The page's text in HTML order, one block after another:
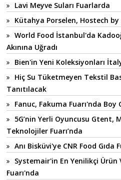
Lavi Meyve Suları Fuarlarda
Kütahya Porselen, Hostech by
World Food İstanbul'da
Akınına Uğradı
Bien'in Yeni Koleksiyonları
Hiç Su Tüketmeyen Tekstil
Tanıtılacak
Fanuc, Fakuma Fuarı'nda Boy
5G’nin Yerli Oyuncusu Gtent,
Teknolojiler Fuarı’nda
Anı Bisküvi'ye CNR Food Gıda
Systemair'in En Yenilikçi Ürün
Fuarı'nda